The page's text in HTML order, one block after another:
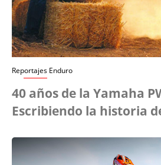
Reportajes Enduro
40 años de la Yamaha
Escribiendo la historia